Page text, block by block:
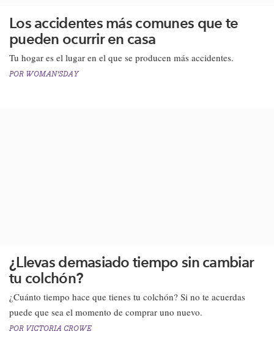
Los accidentes más comunes que te
pueden ocurrir en casa
Tu hogar es el lugar en el que se producen más accidentes. ​
POR WOMAN'SDAY
¿Llevas demasiado tiempo sin cambiar
tu colchón?
¿Cuánto tiempo hace que tienes tu colchón? Si no te acuerdas
puede que sea el momento de comprar uno nuevo.
POR VICTORIA CROWE